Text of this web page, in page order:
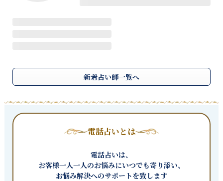
新着占い師一覧へ
電話占いとは
電話占いは、
お客様一人一人のお悩みにいつでも寄り添い、
お悩み解決へのサポートを致します